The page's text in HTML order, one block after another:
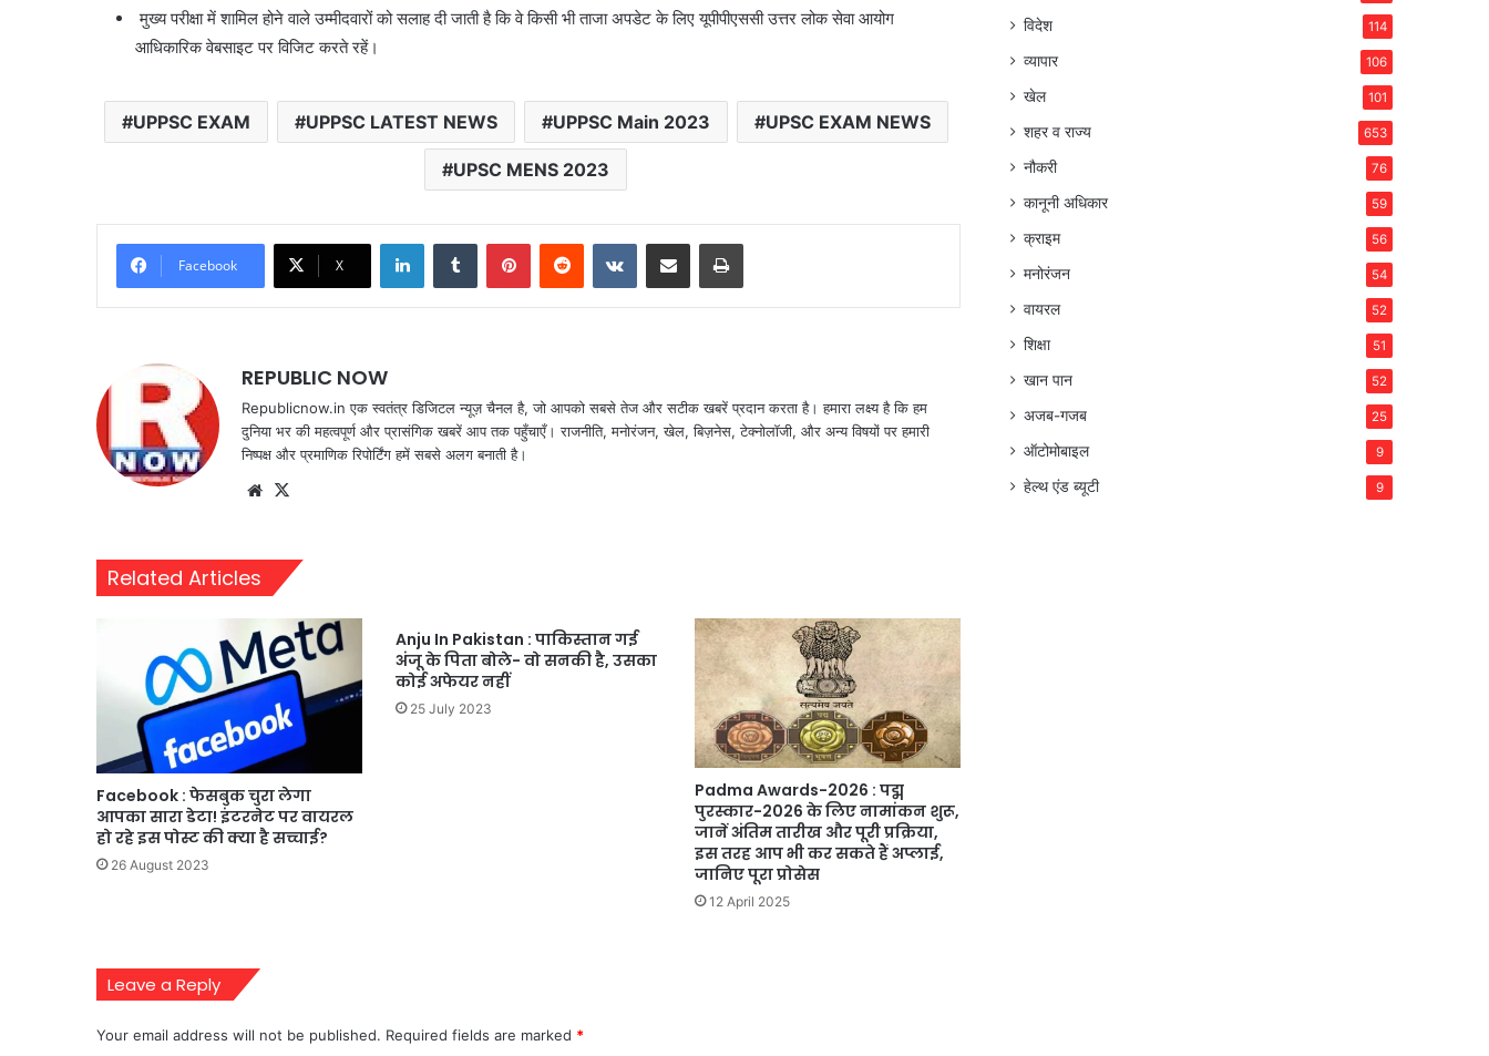
मुख्य परीक्षा में शामिल होने वाले उम्मीदवारों को सलाह दी जाती है कि वे किसी भी ताजा अपडेट के लिए यूपीपीएससी उत्तर लोक सेवा आयोग
आधिकारिक वेबसाइट पर विजिट करते रहें।
UPPSC EXAM UPPSC LATEST NEWS UPPSC Main 2023 UPSC EXAM NEWS
UPSC MENS 2023
Facebook X
LinkedInTumblr PinterestReddit VKontakteShare via Email Print
REPUBLIC NOW
Republicnow.in एक स्वतंत्र डिजिटल न्यूज़ चैनल है, जो आपको सबसे तेज और सटीक खबरें प्रदान करता है। हमारा लक्ष्य है कि हम
दुनिया भर की महत्वपूर्ण और प्रासंगिक खबरें आप तक पहुँचाएँ। राजनीति, मनोरंजन, खेल, बिज़नेस, टेक्नोलॉजी, और अन्य विषयों पर हमारी
निष्पक्ष और प्रमाणिक रिपोर्टिंग हमें सबसे अलग बनाती है।
Website
Related Articles
Facebook : फेसबुक चुरा लेगा
आपका सारा डेटा! इंटरनेट पर वायरल
हो रहे इस पोस्ट की क्या है सच्चाई?
26 August 2023
Anju In Pakistan : पाकिस्तान गई
अंजू के पिता बोले- वो सनकी है, उसका
कोई अफेयर नहीं
25 July 2023
Padma Awards-2026 : पद्म
पुरस्कार-2026 के लिए नामांकन शुरू,
जानें अंतिम तारीख और पूरी प्रक्रिया,
इस तरह आप भी कर सकते हैं अप्लाई,
जानिए पूरा प्रोसेस
12 April 2025
Leave a Reply
Your email address will not be published. Required fields are marked *
विदेश 114
व्यापार 106
खेल 101
शहर व राज्य 653
नौकरी 76
कानूनी अधिकार 59
क्राइम 56
मनोरंजन 54
वायरल 52
शिक्षा 51
खान पान 52
अजब-गजब 25
ऑटोमोबाइल 9
हेल्थ एंड ब्यूटी 9